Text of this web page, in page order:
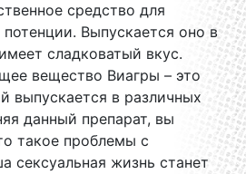
средство для
Выпускается оно в
сладковатый вкус.
вещество Виагры – это
выпускается в различных
данный препарат, вы
такое проблемы с
сексуальная жизнь станет